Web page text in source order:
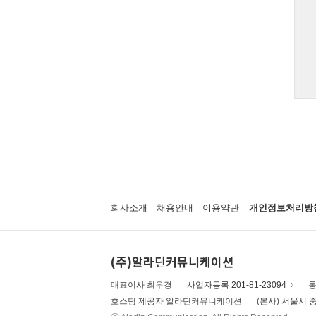
회사소개 채용안내 이용약관 개인정보처리방
(주)알라딘커뮤니케이션
대표이사 최우경 사업자등록 201-81-23094
호스팅 제공자 알라딘커뮤니케이션
(본사) 서울시